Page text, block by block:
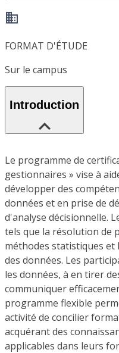
FORMAT D'ÉTUDE
Sur le campus
Introduction
Le programme de
gestionnaires » vise à
développer des
données et en prise de
d'analyse décisionnelle.
tels que la résolution de
méthodes statistiques et
des données. Les
les données, à en tirer
communiquer
programme flexible
activité de concilier
acquérant des
applicables dans leurs